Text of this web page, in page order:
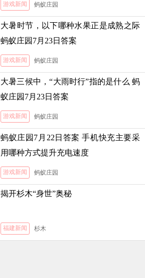
游戏新闻 蚂蚁庄园
大暑时节，以下哪种水果正是成熟之际
蚂蚁庄园7月23日答案
游戏新闻 蚂蚁庄园
大暑三候中，“大雨时行”指的是什么 蚂
蚁庄园7月23日答案
游戏新闻 蚂蚁庄园
蚂蚁庄园7月22日答案 手机快充主要采
用哪种方式提升充电速度
游戏新闻 蚂蚁庄园
揭开杉木“身世”奥秘
福建新闻 杉木